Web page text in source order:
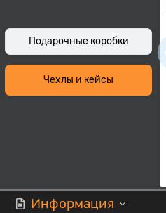
Подарочные коробки
Чехлы и кейсы
Информация